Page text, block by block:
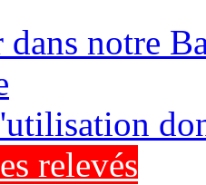
dans notre
relevés